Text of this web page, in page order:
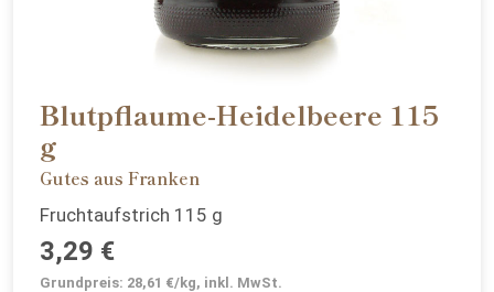
Blutpflaume-Heidelbeere 115
g
Gutes aus Franken
Fruchtaufstrich 115 g
3,29 €
Grundpreis: 28,61 €/kg, inkl. MwSt.